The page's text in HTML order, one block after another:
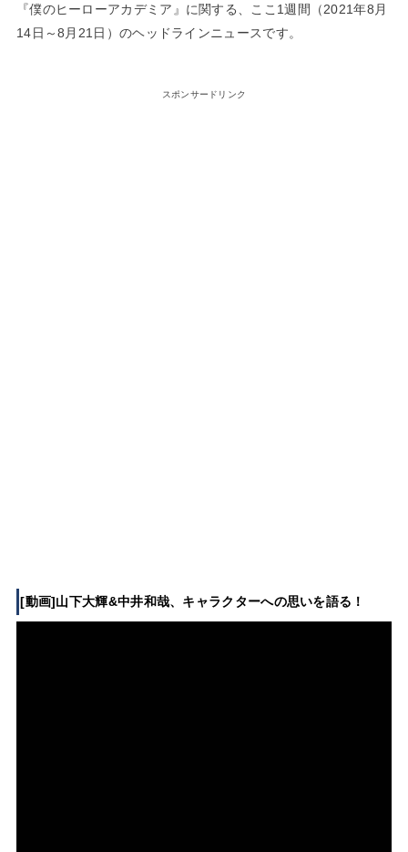
『僕のヒーローアカデミア』に関する、ここ1週間（2021年8月
14日～8月21日）のヘッドラインニュースです。
スポンサードリンク
[動画]山下大輝&中井和哉、キャラクターへの思いを語る！